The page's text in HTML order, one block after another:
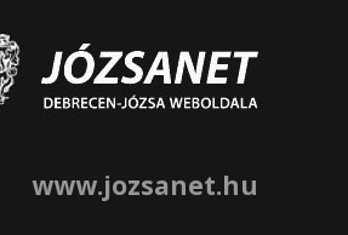
www.jozsanet.hu